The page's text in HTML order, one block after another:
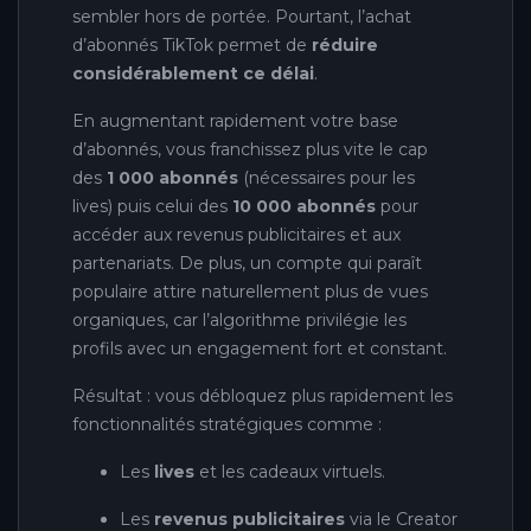
sembler hors de portée. Pourtant, l’achat
d’abonnés TikTok permet de réduire
considérablement ce délai.
En augmentant rapidement votre base
d’abonnés, vous franchissez plus vite le cap
des 1 000 abonnés (nécessaires pour les
lives) puis celui des 10 000 abonnés pour
accéder aux revenus publicitaires et aux
partenariats. De plus, un compte qui paraît
populaire attire naturellement plus de vues
organiques, car l’algorithme privilégie les
profils avec un engagement fort et constant.
Résultat : vous débloquez plus rapidement les
fonctionnalités stratégiques comme :
Les lives et les cadeaux virtuels.
Les revenus publicitaires via le Creator